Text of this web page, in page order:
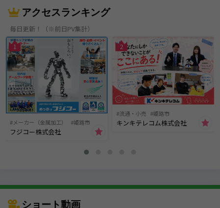
アクセスランキング
毎日更新！（※前日PV集計）
1
メーカー（金属加工） 姫路市
フジコー株式会社
2
流通・小売 姫路市
キンキテレコム株式会社
ショート動画